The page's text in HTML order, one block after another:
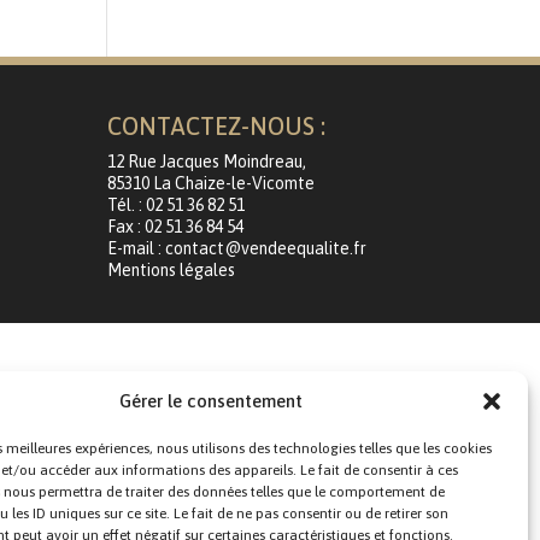
Gérer le consentement
meilleures expériences, nous utilisons des technologies telles que les cookies
ou accéder aux informations des appareils. Le fait de consentir à ces
permettra de traiter des données telles que le comportement de
les ID uniques sur ce site. Le fait de ne pas consentir ou de retirer son
peut avoir un effet négatif sur certaines caractéristiques et fonctions.
CONTACTEZ-NOUS :
12 Rue Jacques Moindreau,
85310 La Chaize-le-Vicomte
Tél. : 02 51 36 82 51
Fax : 02 51 36 84 54
E-mail : contact@vendeequalite.fr
Mentions légales